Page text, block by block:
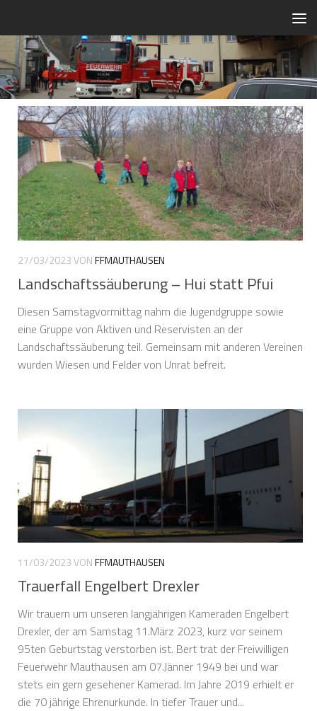
27/03/2023VONFFMAUTHAUSEN
Landschaftssäuberung – Hui statt Pfui
Diesen Samstagvormittag nahm die Jugendgruppe sowie
eine Gruppe von Aktiven und Reservisten an der
Landschaftssäuberung teil. Gemeinsam mit anderen Vereinen
wurden Wiesen und Felder von Unrat befreit.
11/03/2023VONFFMAUTHAUSEN
Trauerfall Engelbert Drexler
Wir trauern um unseren langjährigen Kameraden Engelbert
Drexler, der am Samstag 11.März 2023, kurz vor seinem
95ten Geburtstag verstorben ist. Bert trat der Freiwilligen
Feuerwehr Mauthausen am 07.Jänner 1949 bei und war
stets ein gern gesehener Kamerad. Im Jahre 2019 erhielt er
die 70 jährige Ehrenurkunde. In tiefer Trauer und...